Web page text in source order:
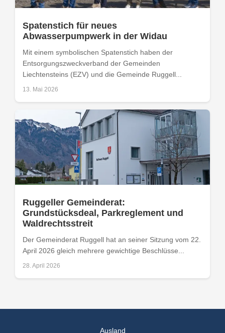
Spatenstich für neues
Abwasserpumpwerk in der Widau
Mit einem symbolischen Spatenstich haben der
Entsorgungszweckverband der Gemeinden
Liechtensteins (EZV) und die Gemeinde Ruggell...
13. Mai 2026
Ruggeller Gemeinderat:
Grundstücksdeal, Parkreglement und
Waldrechtsstreit
Der Gemeinderat Ruggell hat an seiner Sitzung vom 22.
April 2026 gleich mehrere gewichtige Beschlüsse...
28. April 2026
Ausland